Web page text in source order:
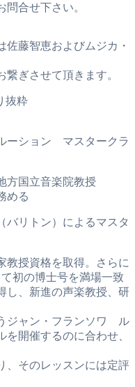
合せ下さい。
藤智恵およびムジカ・
ぎさせて頂きます。
抜粋
ション マスタークラ
方国立音楽院教授
める
リトン）によるマスタ
教授資格を取得。さらに
初の博士号を満場一致
し、新進の声楽教授、研
ジャン・フランソワ ル
開催するのに合わせ、
、そのレッスンには定評